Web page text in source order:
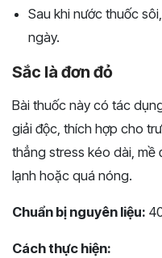
Sau khi nước thuốc
ngày.
Sắc là đơn đỏ
Bài thuốc này có tác
giải độc, thích hợp cho
thẳng stress kéo dài, mề
lạnh hoặc quá nóng.
Chuẩn bị nguyên liệu:
Cách thực hiện: